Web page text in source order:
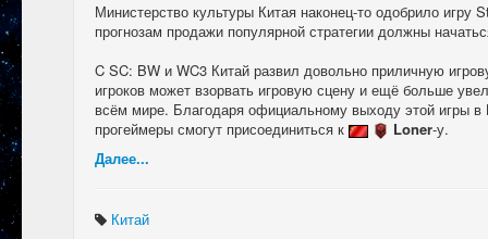
Министерство культуры Китая наконец-то одобрило игру
прогнозам продажи популярной стратегии должны
C SC: BW и WC3 Китай развил довольно приличную
игроков может взорвать игровую сцену и ещё больше
всём мире. Благодаря официальному выходу этой игры в
прогеймеры смогут присоединиться к
Loner-у.
Далее...
Китай